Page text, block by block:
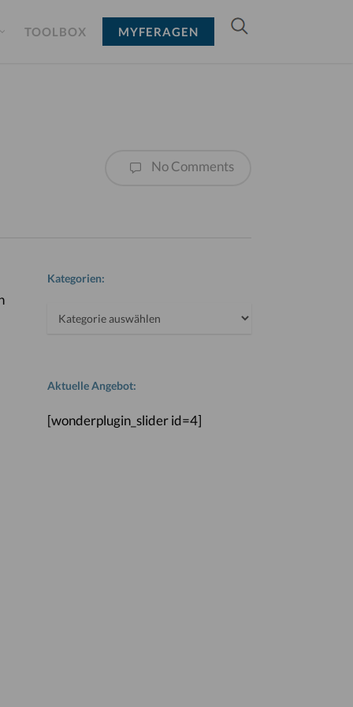
TOOLBOX MYFERAGEN
No Comments
Kategorien:
Kategorien:
Aktuelle Angebot:
[wonderplugin_slider id=4]